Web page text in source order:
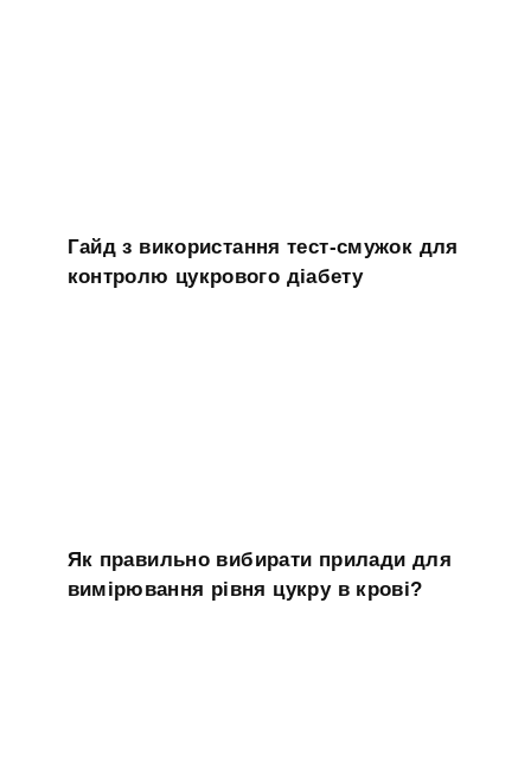
Гайд з використання тест-смужок для
контролю цукрового діабету
Як правильно вибирати прилади для
вимірювання рівня цукру в крові?